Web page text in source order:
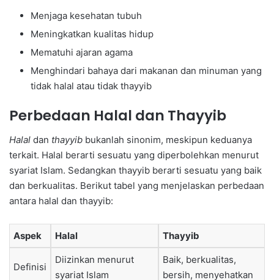
Menjaga kesehatan tubuh
Meningkatkan kualitas hidup
Mematuhi ajaran agama
Menghindari bahaya dari makanan dan minuman yang
tidak halal atau tidak thayyib
Perbedaan Halal dan Thayyib
Halal dan thayyib bukanlah sinonim, meskipun keduanya
terkait. Halal berarti sesuatu yang diperbolehkan menurut
syariat Islam. Sedangkan thayyib berarti sesuatu yang baik
dan berkualitas. Berikut tabel yang menjelaskan perbedaan
antara halal dan thayyib:
Aspek Halal Thayyib
Definisi
Diizinkan menurut
syariat Islam
Baik, berkualitas,
bersih, menyehatkan